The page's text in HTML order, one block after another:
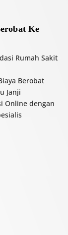
Ke
Rumah Sakit
Berobat
Janji
Online dengan